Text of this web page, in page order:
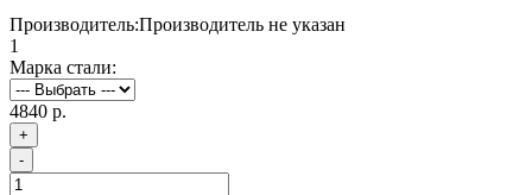
Производитель:Производитель не указан
1
Марка стали:
4840 р.
+
-